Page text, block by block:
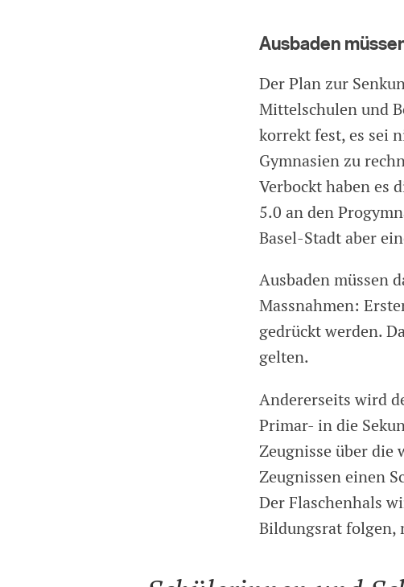
Ausbaden
Der Plan zur
Mittelschulen und
korrekt fest, es sei
Gymnasien zu
Verbockt haben es
5.0 an den
Basel-Stadt aber
Ausbaden müssen
Massnahmen:
gedrückt werden.
gelten.
Andererseits wird
Primar- in die
Zeugnisse über die
Zeugnissen einen
Der Flaschenhals
Bildungsrat folgen,